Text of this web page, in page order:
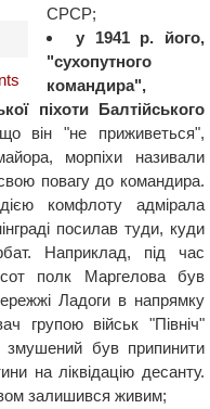
СРСР;
у 1941 р. його,
"сухопутного
командира",
піхоти Балтійського
він "не приживеться",
морпіхи називали
повагу до командира.
комфлоту адмірала
посилав туди, куди
Наприклад, під час
полк Маргелова був
Ладоги в напрямку
групою військ "Північ"
був припинити
на ліквідацію десанту.
залишився живим;